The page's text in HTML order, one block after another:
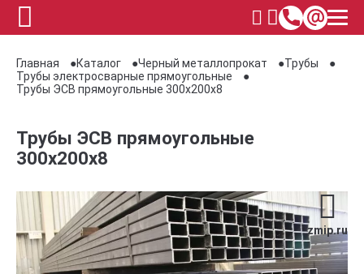
Главная Каталог Черный металлопрокат
Трубы
Трубы электросварные прямоугольные
Трубы ЭСВ прямоугольные 300х200х8
Трубы ЭСВ прямоугольные
300х200х8
zmip.ru